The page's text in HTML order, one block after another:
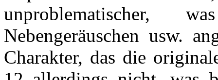
unproblematischer,
Nebengeräuschen usw.
Charakter, das die